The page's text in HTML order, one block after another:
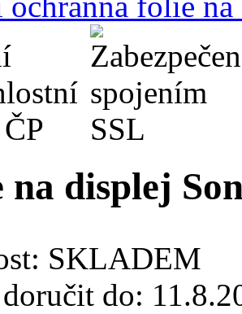
na displej
SKLADEM
do: